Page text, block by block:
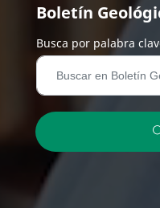
Boletín
Busca por palabra